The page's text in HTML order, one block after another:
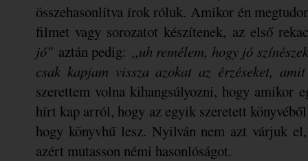
összehasonlítva írok róluk. Amikor én
filmet vagy sorozatot készítenek, az első
jó" aztán pedig: ,,uh remélem, hogy jó
csak kapjam vissza azokat az érzéseket,
szerettem volna kihangsúlyozni, hogy amikor
hírt kap arról, hogy az egyik szeretett
hogy könyvhű lesz. Nyilván nem azt várjuk
azért mutasson némi hasonlóságot.